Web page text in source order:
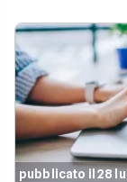
pubblicato il 28